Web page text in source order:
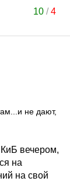
10 /4
не дают,
КиБ вечером,
на
на свой